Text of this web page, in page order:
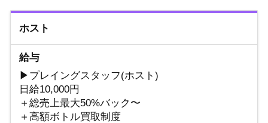
ホスト
給与
▶プレイングスタッフ(ホスト)
日給10,000円
＋総売上最大50%バック〜
＋高額ボトル買取制度